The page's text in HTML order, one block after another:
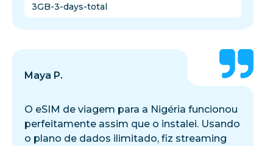
3GB-3-days-total
Maya P.
O eSIM de viagem para a Nigéria funcionou
perfeitamente assim que o instalei. Usando
o plano de dados ilimitado, fiz streaming